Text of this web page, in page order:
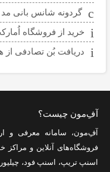
گردونه شانس بانی مد تا 100درصد
خرید از فروشگاه اُمارکت با کد 30 هزار
دریافت بُن تصادفی از
آفِ‌مون چیست؟
آفِ‌مون، سامانه معرفی و
فروشگاه‌های آنلاین و مراکز
اسنپ تریپ، اسنپ فود،